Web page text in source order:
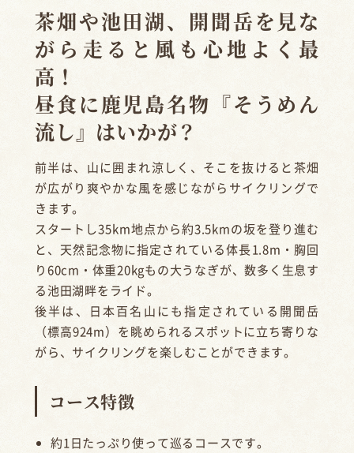
茶畑や池田湖、開聞岳を見な
がら走ると風も心地よく最
高！
昼食に鹿児島名物『そうめん
流し』はいかが？
前半は、山に囲まれ涼しく、そこを抜けると茶畑
が広がり爽やかな風を感じながらサイクリングで
きます。
スタートし35km地点から約3.5kmの坂を登り進む
と、天然記念物に指定されている体長1.8m・胸回
り60cm・体重20kgもの大うなぎが、数多く生息す
る池田湖畔をライド。
後半は、日本百名山にも指定されている開聞岳
（標高924m）を眺められるスポットに立ち寄りな
がら、サイクリングを楽しむことができます。
コース特徴
約1日たっぷり使って巡るコースです。